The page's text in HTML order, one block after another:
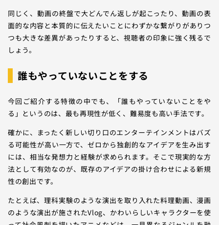
同じく、動画の終盤で大どんでん返しが起こったり、動画の表
面的な内容と本質的に伝えたいことにわずかな繋がりがありつ
つも大きな差異があったりすると、視聴者の印象に強く残るで
しょう。
誰もやっていないことをする
今回ご紹介する特徴の中でも、「誰もやっていないことをや
る」というのは、最も再現性が低く、難易度も高い手法です。
確かに、まったく新しい切り口のエンターテインメントはバズ
る可能性が高い一方で、ゼロから独創的なアイデアを生み出す
には、相当な発想力と経験が求められます。そこで現実的な方
法として有効なのが、既存のアイデアの掛け合わせによる新規
性の創出です。
たとえば、理科実験のような演出を取り入れた料理動画、漫画
のような演出が施されたVlog、かわいらしいキャラクターを使